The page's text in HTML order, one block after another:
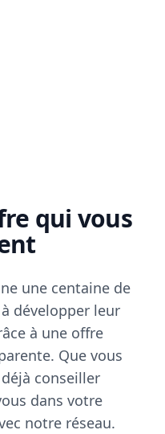
qui vous
une centaine de
développer leur
à une offre
Que vous
conseiller
dans votre
notre réseau.